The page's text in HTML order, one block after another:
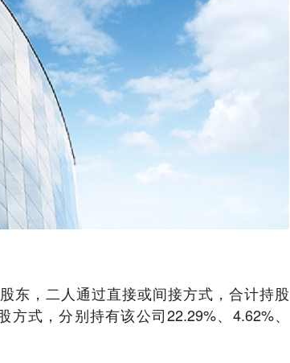
东，二人通过直接或间接方式，合计持股
式，分别持有该公司22.29%、4.62%、